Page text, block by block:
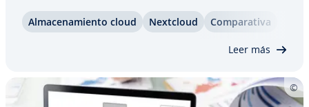
cloud. Dos de las so­lu­cio­nes que pueden ge­s­tio­
Al­ma­ce­na­mie­n­to cloud Nextcloud Co­m­pa­ra­ti­va
Leer más